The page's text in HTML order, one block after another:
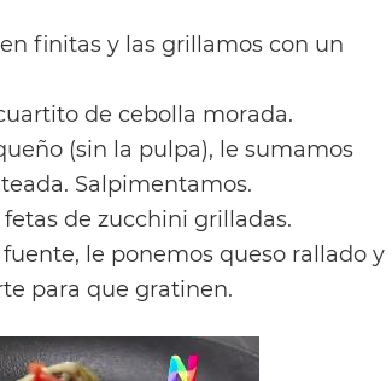
finitas y las grillamos con un
de cebolla morada.
(sin la pulpa), le sumamos
Salpimentamos.
de zucchini grilladas.
le ponemos queso rallado y
para que gratinen.